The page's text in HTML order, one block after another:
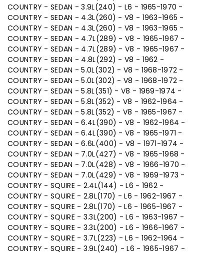
COUNTRY - SEDAN - 3.9L(240) - L6 - 1965-1970 -
COUNTRY - SEDAN - 4.3L(260) - V8 - 1963-1965 -
COUNTRY - SEDAN - 4.3L(260) - V8 - 1963-1965 -
COUNTRY - SEDAN - 4.7L(289) - V8 - 1965-1967 -
COUNTRY - SEDAN - 4.7L(289) - V8 - 1965-1967 -
COUNTRY - SEDAN - 4.8L(292) - V8 - 1962 -
COUNTRY - SEDAN - 5.0L(302) - V8 - 1968-1972 -
COUNTRY - SEDAN - 5.0L(302) - V8 - 1968-1972 -
COUNTRY - SEDAN - 5.8L(351) - V8 - 1969-1974 -
COUNTRY - SEDAN - 5.8L(352) - V8 - 1962-1964 -
COUNTRY - SEDAN - 5.8L(352) - V8 - 1965-1967 -
COUNTRY - SEDAN - 6.4L(390) - V8 - 1962-1964 -
COUNTRY - SEDAN - 6.4L(390) - V8 - 1965-1971 -
COUNTRY - SEDAN - 6.6L(400) - V8 - 1971-1974 -
COUNTRY - SEDAN - 7.0L(427) - V8 - 1965-1968 -
COUNTRY - SEDAN - 7.0L(428) - V8 - 1966-1970 -
COUNTRY - SEDAN - 7.0L(429) - V8 - 1969-1973 -
COUNTRY - SQUIRE - 2.4L(144) - L6 - 1962 -
COUNTRY - SQUIRE - 2.8L(170) - L6 - 1962-1967 -
COUNTRY - SQUIRE - 2.8L(170) - L6 - 1965-1967 -
COUNTRY - SQUIRE - 3.3L(200) - L6 - 1963-1967 -
COUNTRY - SQUIRE - 3.3L(200) - L6 - 1966-1967 -
COUNTRY - SQUIRE - 3.7L(223) - L6 - 1962-1964 -
COUNTRY - SQUIRE - 3.9L(240) - L6 - 1965-1967 -